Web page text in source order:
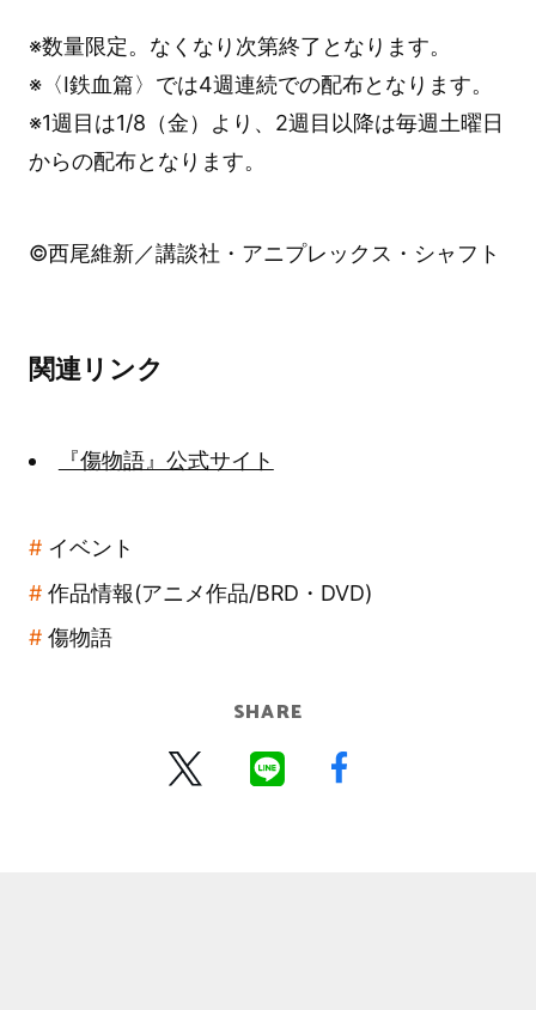
※数量限定。なくなり次第終了となります。
※〈Ⅰ鉄血篇〉では4週連続での配布となります。
※1週目は1/8（金）より、2週目以降は毎週土曜日
からの配布となります。
©西尾維新／講談社・アニプレックス・シャフト
関連リンク
『傷物語』公式サイト
イベント
作品情報(アニメ作品/BRD・DVD)
傷物語
SHARE